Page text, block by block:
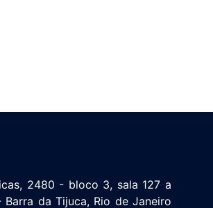
2480 - bloco 3, sala 127 a
Barra da Tijuca, Rio de Janeiro